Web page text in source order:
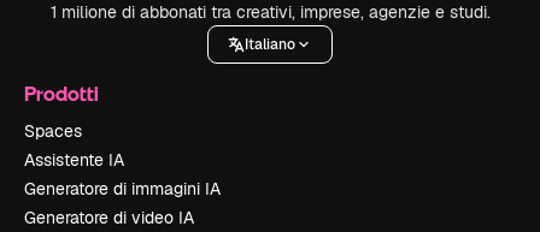
1 milione di abbonati tra creativi, imprese, agenzie e studi.
Italiano
Prodotti
Spaces
Assistente IA
Generatore di immagini IA
Generatore di video IA